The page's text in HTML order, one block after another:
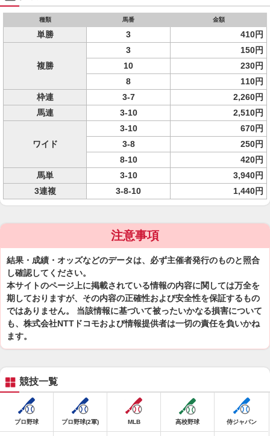
種類 馬番 金額
単勝 3 410円
複勝
3
150円
10
230円
8
110円
枠連
3-7
2,260円
馬連
3-10 2,510円
ワイド
3-10
670円
3-8
250円
8-10
420円
馬単
3-10
3,940円
3連複
3-8-10 1,440円
注意事項
結果・成績・オッズなどのデータは、必ず主催者発行のものと照合
し確認してください。
本サイトのページ上に掲載されている情報の内容に関しては万全を
期しておりますが、その内容の正確性および安全性を保証するもの
ではありません。 当該情報に基づいて被ったいかなる損害について
も、株式会社NTTドコモおよび情報提供者は一切の責任を負いかね
ます。
競技一覧
プロ野球 プロ野球(2軍) MLB 高校野球 侍ジャパン